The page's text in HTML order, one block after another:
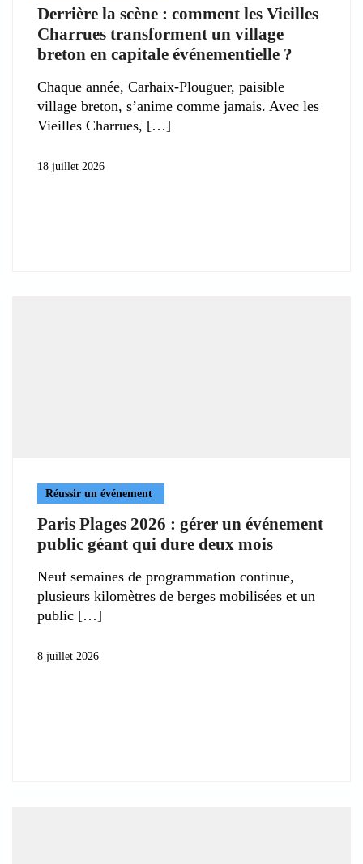
Derrière la scène : comment les Vieilles
Charrues transforment un village
breton en capitale événementielle ?
Chaque année, Carhaix-Plouguer, paisible
village breton, s’anime comme jamais. Avec les
Vieilles Charrues,
18 juillet 2026
Réussir un événement
Paris Plages 2026 : gérer un événement
public géant qui dure deux mois
Neuf semaines de programmation continue,
plusieurs kilomètres de berges mobilisées et un
public
8 juillet 2026